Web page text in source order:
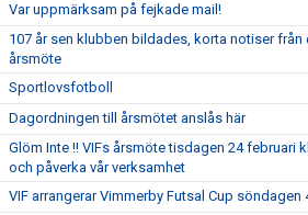
Var uppmärksam på fejkade mail!
107 år sen klubben bildades, korta notiser från
årsmöte
Sportlovsfotboll
Dagordningen till årsmötet anslås här
Glöm Inte !! VIFs årsmöte tisdagen 24 februari
och påverka vår verksamhet
VIF arrangerar Vimmerby Futsal Cup söndagen